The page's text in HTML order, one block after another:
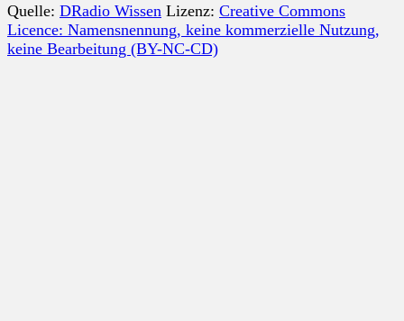
Quelle: DRadio Wissen Lizenz: Creative Commons
Licence: Namensnennung, keine kommerzielle Nutzung,
keine Bearbeitung (BY-NC-CD)